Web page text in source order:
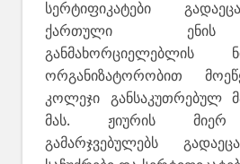
სერტიფიკატები
ქართული
განმახორციელებლის
ორგანიზატორობით
კოლეჯი განსაკუთრებულ
მას. ჟიურის მიერ
გამარჯვებულებს